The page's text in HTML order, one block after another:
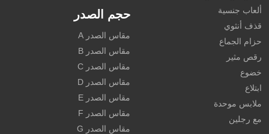
ألعاب جنسية
قذف أنثوي
حزام الجماع
رقص مثير
خضوع
ابتلاع
ملابس موحدة
مع رجلين
حجم الصدر
مقاس الصدر A
مقاس الصدر B
مقاس الصدر C
مقاس الصدر D
مقاس الصدر E
مقاس الصدر F
مقاس الصدر G